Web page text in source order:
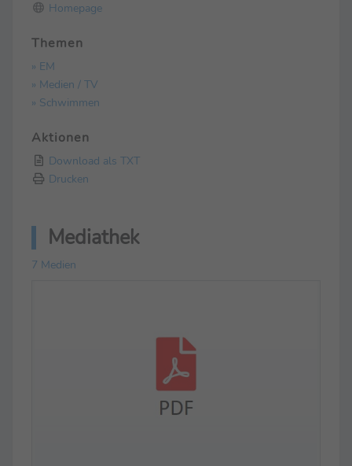
Homepage
Themen
» EM
» Medien / TV
» Schwimmen
Aktionen
Download als TXT
Drucken
Mediathek
7 Medien